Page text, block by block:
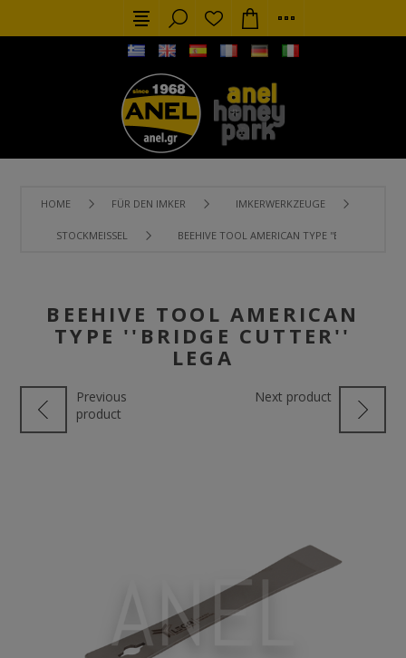
HOME FÜR DEN IMKER IMKERWERKZEUGE
STOCKMEISSEL BEEHIVE TOOL AMERICAN TYPE ''BRIDGE
BEEHIVE TOOL AMERICAN
TYPE ''BRIDGE CUTTER''
LEGA
Previous
product
Next product